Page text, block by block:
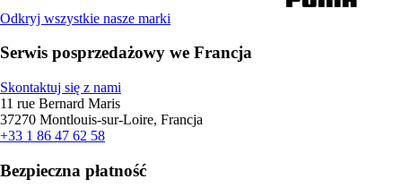
Odkryj wszystkie nasze marki
Serwis posprzedażowy we Francja
Skontaktuj się z nami
11 rue Bernard Maris
37270 Montlouis-sur-Loire, Francja
+33 1 86 47 62 58
Bezpieczna płatność